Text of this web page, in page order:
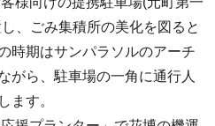
、ごみ集積所の美化を図ると
時期はサンパラソルのアーチ
がら、駐車場の一角に通行人
ます。